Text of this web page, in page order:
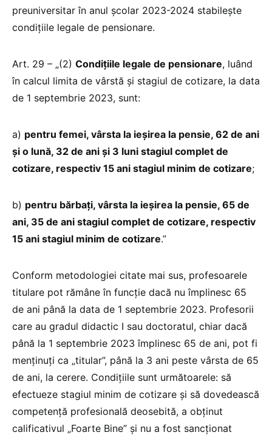
preuniversitar în anul școlar 2023-2024 stabilește
condițiile legale de pensionare.
Art. 29 – „(2) Condiţiile legale de pensionare, luând
în calcul limita de vârstă şi stagiul de cotizare, la data
de 1 septembrie 2023, sunt:
a) pentru femei, vârsta la ieșirea la pensie, 62 de ani
şi o lună, 32 de ani şi 3 luni stagiul complet de
cotizare, respectiv 15 ani stagiul minim de cotizare;
b) pentru bărbați, vârsta la ieșirea la pensie, 65 de
ani, 35 de ani stagiul complet de cotizare, respectiv
15 ani stagiul minim de cotizare.”
Conform metodologiei citate mai sus, profesoarele
titulare pot rămâne în funcție dacă nu împlinesc 65
de ani până la data de 1 septembrie 2023. Profesorii
care au gradul didactic I sau doctoratul, chiar dacă
până la 1 septembrie 2023 împlinesc 65 de ani, pot fi
menținuți ca „titular”, până la 3 ani peste vârsta de 65
de ani, la cerere. Condițiile sunt următoarele: să
efectueze stagiul minim de cotizare și să dovedească
competență profesională deosebită, a obținut
calificativul „Foarte Bine” și nu a fost sancționat